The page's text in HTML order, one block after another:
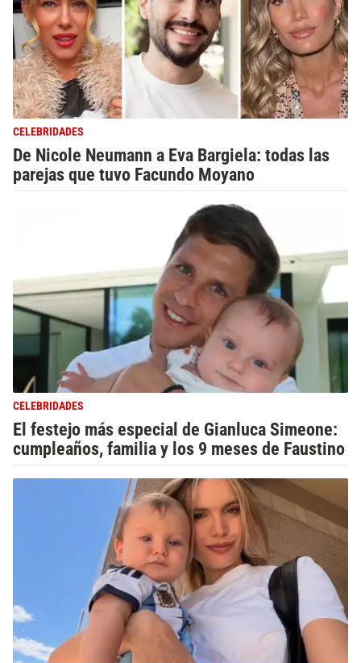
CELEBRIDADES
De Nicole Neumann a Eva Bargiela: todas las
parejas que tuvo Facundo Moyano
CELEBRIDADES
El festejo más especial de Gianluca Simeone:
cumpleaños, familia y los 9 meses de Faustino